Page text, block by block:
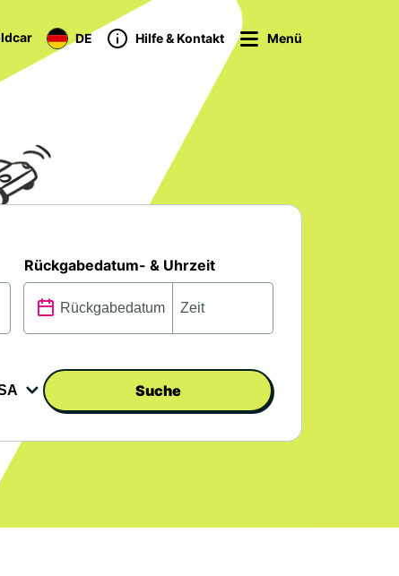
DE Hilfe & Kontakt Menü
Rückgabedatum- & Uhrzeit
Suche